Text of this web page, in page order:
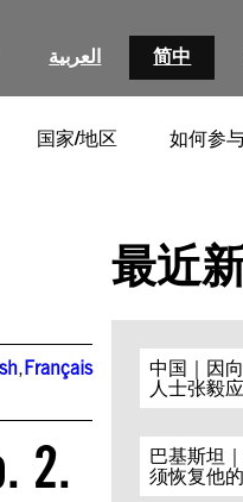
العربية 简中
国家/地区 如何参
,Français
2.
最近
中国｜因
人士张毅
巴基斯坦
须恢复他